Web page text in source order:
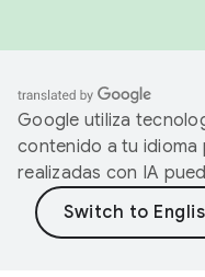
Google utiliza
contenido a tu
realizadas con IA